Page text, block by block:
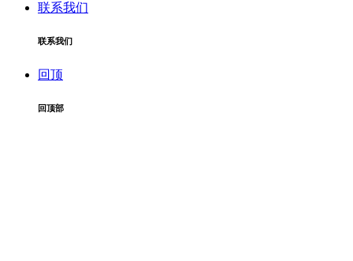
联系我们
联系我们
回顶
回顶部